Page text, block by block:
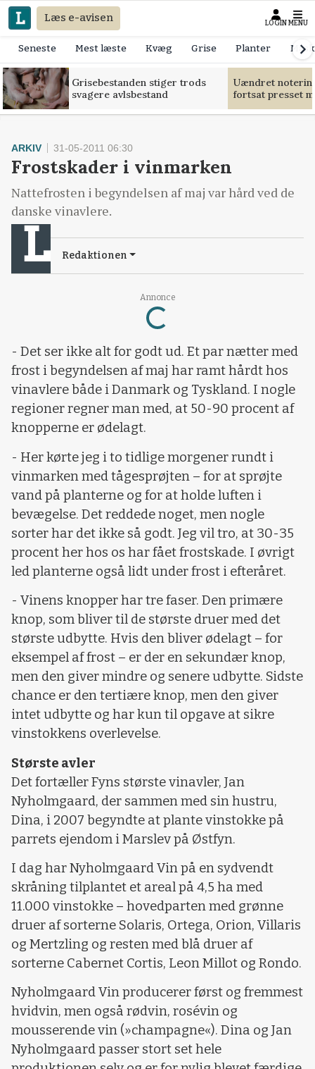
Læs e-avisen LOGIN MENU
Seneste Mest læste Kvæg Grise Planter
Grisebestanden stiger trods
svagere avlsbestand
Uændret
fortsat presset
Annonce
Loading...
ARKIV 31-05-2011 06:30
Frostskader i vinmarken
Nattefrosten i begyndelsen af maj var hård ved de
danske vinavlere.
Redaktionen
- Det ser ikke alt for godt ud. Et par nætter med
frost i begyndelsen af maj har ramt hårdt hos
vinavlere både i Danmark og Tyskland. I nogle
regioner regner man med, at 50-90 procent af
knopperne er ødelagt.
- Her kørte jeg i to tidlige morgener rundt i
vinmarken med tågesprøjten – for at sprøjte
vand på planterne og for at holde luften i
bevægelse. Det reddede noget, men nogle
sorter har det ikke så godt. Jeg vil tro, at 30-35
procent her hos os har fået frostskade. I øvrigt
led planterne også lidt under frost i efteråret.
- Vinens knopper har tre faser. Den primære
knop, som bliver til de største druer med det
største udbytte. Hvis den bliver ødelagt – for
eksempel af frost – er der en sekundær knop,
men den giver mindre og senere udbytte. Sidste
chance er den tertiære knop, men den giver
intet udbytte og har kun til opgave at sikre
vinstokkens overlevelse.
Største avler
Det fortæller Fyns største vinavler, Jan
Nyholmgaard, der sammen med sin hustru,
Dina, i 2007 begyndte at plante vinstokke på
parrets ejendom i Marslev på Østfyn.
I dag har Nyholmgaard Vin på en sydvendt
skråning tilplantet et areal på 4,5 ha med
11.000 vinstokke – hovedparten med grønne
druer af sorterne Solaris, Ortega, Orion, Villaris
og Mertzling og resten med blå druer af
sorterne Cabernet Cortis, Leon Millot og Rondo.
Nyholmgaard Vin producerer først og fremmest
hvidvin, men også rødvin, rosévin og
mousserende vin (»champagne«). Dina og Jan
Nyholmgaard passer stort set hele